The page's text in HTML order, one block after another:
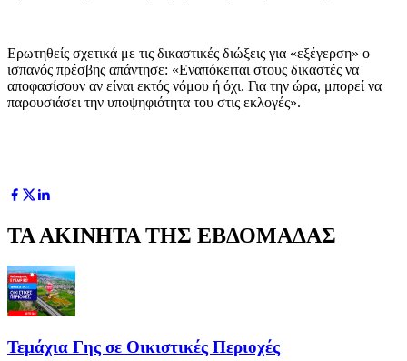
Ερωτηθείς σχετικά με τις δικαστικές διώξεις για «εξέγερση» ο
ισπανός πρέσβης απάντησε: «Εναπόκειται στους δικαστές να
αποφασίσουν αν είναι εκτός νόμου ή όχι. Για την ώρα, μπορεί να
παρουσιάσει την υποψηφιότητα του στις εκλογές».
ΤΑ ΑΚΙΝΗΤΑ ΤΗΣ ΕΒΔΟΜΑΔΑΣ
Τεμάχια Γης σε Οικιστικές Περιοχές